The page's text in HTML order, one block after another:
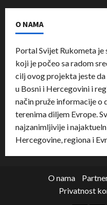
O NAMA
Portal Svijet Rukometa
koji je počeo sa radom
cilj ovog projekta jeste
u Bosni i Hercegovini i
način pruže informacije o
terenima diljem Evrope.
najzanimljivije i
Hercegovine, regiona i
O nama
Privatnost